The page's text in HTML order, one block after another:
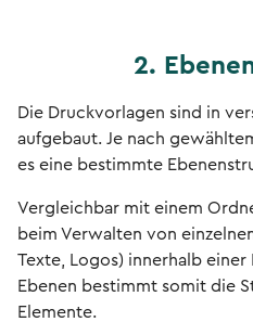
2.
Die Druckvorlagen sind in
aufgebaut. Je nach
es eine bestimmte
Vergleichbar mit einem
beim Verwalten von
Texte, Logos) innerhalb
Ebenen bestimmt somit die
Elemente.